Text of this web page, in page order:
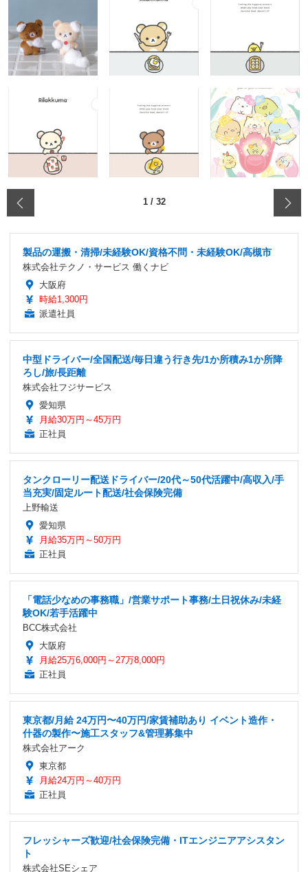
1/ 32
製品の運搬・清掃/未経験OK/資格不問・未経験OK/高槻市
株式会社テクノ・サービス 働くナビ
大阪府
時給1,300円
派遣社員
中型ドライバー/全国配送/毎日違う行き先/1か所積み1か所降
ろし/旅/長距離
株式会社フジサービス
愛知県
月給30万円～45万円
正社員
タンクローリー配送ドライバー/20代～50代活躍中/高収入/手
当充実/固定ルート配送/社会保険完備
上野輸送
愛知県
月給35万円～50万円
正社員
「電話少なめの事務職」/営業サポート事務/土日祝休み/未経
験OK/若手活躍中
BCC株式会社
大阪府
月給25万6,000円～27万8,000円
正社員
東京都/月給 24万円〜40万円/家賃補助あり イベント造作・
什器の製作〜施工スタッフ&管理募集中
株式会社アーク
東京都
月給24万円～40万円
正社員
フレッシャーズ歓迎/社会保険完備・ITエンジニアアシスタン
ト
株式会社SEシェア